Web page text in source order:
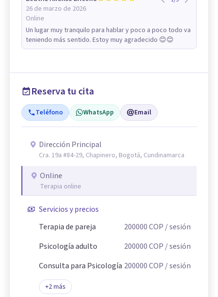
26 de marzo de 2026
Online
Un lugar muy tranquilo para hablar y poco a poco todo va
teniendo más sentido. Estoy muy agradecido 😊😊
Reserva tu cita
Teléfono WhatsApp Email
Dirección Principal
Cra. 19a #84-29, Chapinero, Bogotá, Cundinamarca
Online
Terapia online
Servicios y precios
Terapia de pareja
200000COP / sesión
Psicología adulto
200000COP / sesión
Consulta para Psicología 200000COP / sesión
+2más